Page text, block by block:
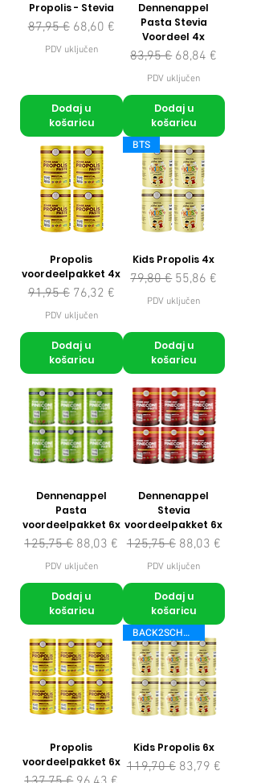
Propolis - Stevia
Redovna cijena
87,95 € Cijena s popustom
68,60 €
PDV uključen
Dodaj u
košaricu
Dennenappel
Pasta Stevia
Voordeel 4x
Redovna cijena
83,95 € Cijena s
68,84 €
PDV uključen
Dodaj u
košaricu
Propolis
voordeelpakket 4x
Redovna cijena
91,95 € Cijena s popustom
76,32 €
PDV uključen
Dodaj u
košaricu
BTS
Kids Propolis 4x
Redovna cijena
79,80 € Cijena s
55,86 €
PDV uključen
Dodaj u
košaricu
Dennenappel
Pasta
voordeelpakket 6x
Redovna cijena
125,75 € Cijena s popustom
88,03 €
PDV uključen
Dodaj u
košaricu
Dennenappel
Stevia
voordeelpakket 6x
Redovna cijena
125,75 € Cijena s
88,03 €
PDV uključen
Dodaj u
košaricu
Propolis
voordeelpakket 6x
BACK2SCHOOL
Kids Propolis 6x
Redovna cijena
119,70 € Cijena s
83,79 €